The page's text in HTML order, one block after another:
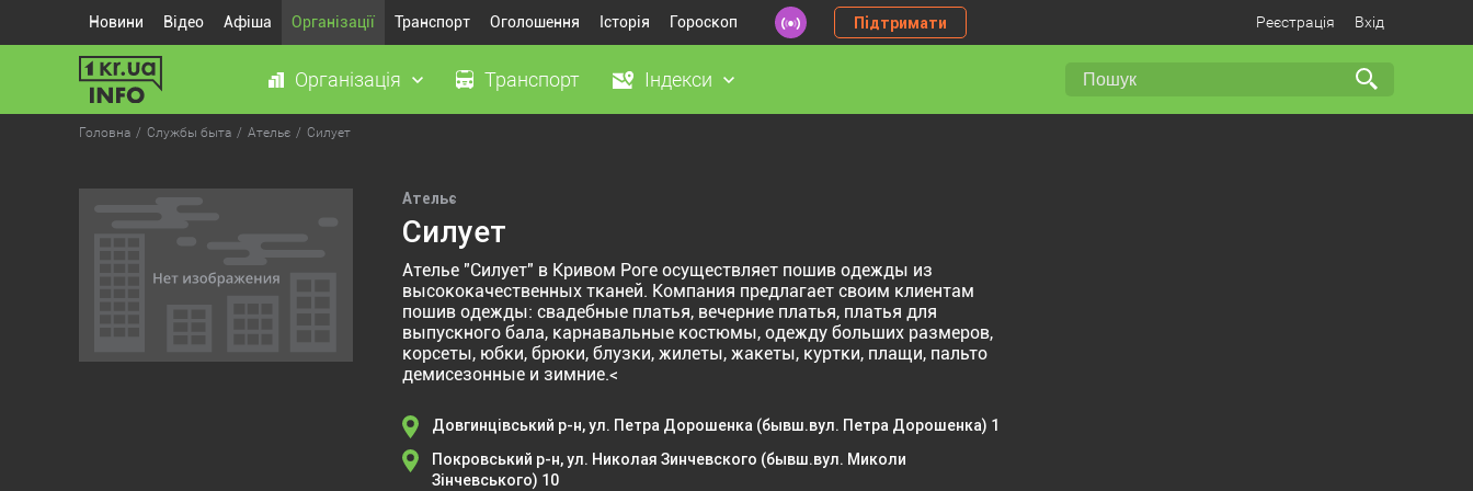
Новини Відео Афіша Організації Транспорт Оголошення Історія Гороскоп Підтримати Реєстрація Вхід
Організація Транспорт Індекси
Головна Службы быта Ательє Силует
Ательє
Силует
Ателье "Силует" в Кривом Роге осуществляет пошив одежды из
высококачественных тканей. Компания предлагает своим клиентам
пошив одежды: свадебные платья, вечерние платья, платья для
выпускного бала, карнавальные костюмы, одежду больших размеров,
корсеты, юбки, брюки, блузки, жилеты, жакеты, куртки, плащи, пальто
демисезонные и зимние.<
Довгинцівський р-н, ул. Петра Дорошенка (бывш.вул. Петра Дорошенка) 1
Покровський р-н, ул. Николая Зинчевского (бывш.вул. Миколи
Зінчевського) 10